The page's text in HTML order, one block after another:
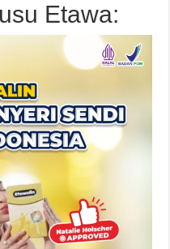
Etawa: